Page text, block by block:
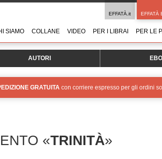
EFFATÀ.it EFFATÀ
SIAMO COLLANE VIDEO PER I LIBRAI PER LE
AUTORI
GRATUITA con corriere espresso per gli ordini
«TRINITÀ»